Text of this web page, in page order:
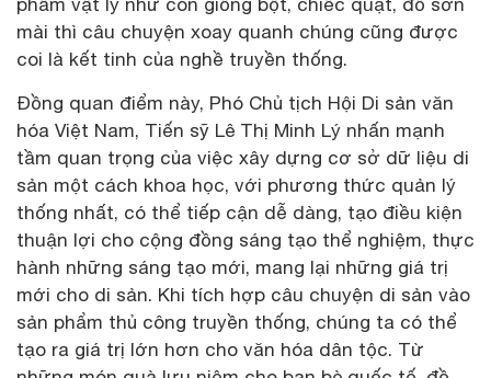
mài thì câu chuyện xoay quanh chúng cũng được
coi là kết tinh của nghề truyền thống.
Đồng quan điểm này, Phó Chủ tịch Hội Di sản văn
hóa Việt Nam, Tiến sỹ Lê Thị Minh Lý nhấn mạnh
tầm quan trọng của việc xây dựng cơ sở dữ liệu di
sản một cách khoa học, với phương thức quản lý
thống nhất, có thể tiếp cận dễ dàng, tạo điều kiện
thuận lợi cho cộng đồng sáng tạo thể nghiệm, thực
hành những sáng tạo mới, mang lại những giá trị
mới cho di sản. Khi tích hợp câu chuyện di sản vào
sản phẩm thủ công truyền thống, chúng ta có thể
tạo ra giá trị lớn hơn cho văn hóa dân tộc. Từ